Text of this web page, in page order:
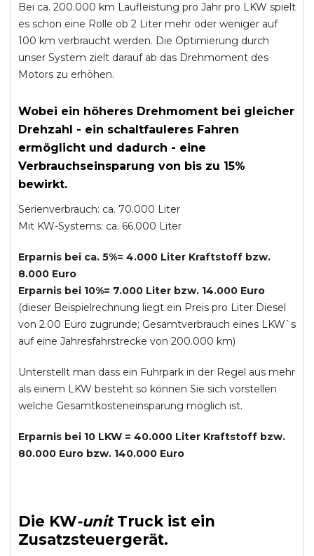
Bei ca. 200.000 km Laufleistung pro Jahr pro LKW spielt
es schon eine Rolle ob 2 Liter mehr oder weniger auf
100 km verbraucht werden. Die Optimierung durch
unser System zielt darauf ab das Drehmoment des
Motors zu erhöhen.
Wobei ein höheres Drehmoment bei gleicher
Drehzahl - ein schaltfauleres Fahren
ermöglicht und dadurch - eine
Verbrauchseinsparung von bis zu 15%
bewirkt.
Serienverbrauch: ca. 70.000 Liter
Mit KW-Systems: ca. 66.000 Liter
Erparnis bei ca. 5%= 4.000 Liter Kraftstoff bzw.
8.000 Euro
Erparnis bei 10%= 7.000 Liter bzw. 14.000 Euro
(dieser Beispielrechnung liegt ein Preis pro Liter Diesel
von 2.00 Euro zugrunde; Gesamtverbrauch eines LKW`s
auf eine Jahresfahrstrecke von 200.000 km)
Unterstellt man dass ein Fuhrpark in der Regel aus mehr
als einem LKW besteht so können Sie sich vorstellen
welche Gesamtkosteneinsparung möglich ist.
Erparnis bei 10 LKW = 40.000 Liter Kraftstoff bzw.
80.000 Euro bzw. 140.000 Euro
Die KW-unit Truckist ein
Zusatzsteuergerät.